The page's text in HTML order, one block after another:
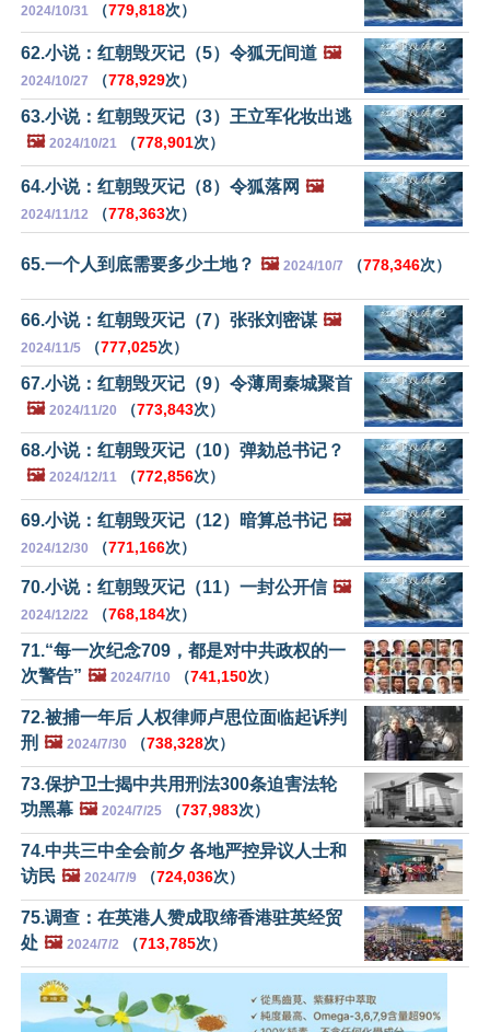
2024/10/31 （779,818次）
62.小说：红朝毁灭记（5）令狐无间道 🖼️
2024/10/27 （778,929次）
63.小说：红朝毁灭记（3）王立军化妆出逃
🖼️ 2024/10/21 （778,901次）
64.小说：红朝毁灭记（8）令狐落网 🖼️
2024/11/12 （778,363次）
65.一个人到底需要多少土地？ 🖼️ 2024/10/7 （778,346次）
66.小说：红朝毁灭记（7）张张刘密谋 🖼️
2024/11/5 （777,025次）
67.小说：红朝毁灭记（9）令薄周秦城聚首
🖼️ 2024/11/20 （773,843次）
68.小说：红朝毁灭记（10）弹劾总书记？
🖼️ 2024/12/11 （772,856次）
69.小说：红朝毁灭记（12）暗算总书记 🖼️
2024/12/30 （771,166次）
70.小说：红朝毁灭记（11）一封公开信 🖼️
2024/12/22 （768,184次）
71.“每一次纪念709，都是对中共政权的一
次警告” 🖼️ 2024/7/10 （741,150次）
72.被捕一年后 人权律师卢思位面临起诉判
刑 🖼️ 2024/7/30 （738,328次）
73.保护卫士揭中共用刑法300条迫害法轮
功黑幕 🖼️ 2024/7/25 （737,983次）
74.中共三中全会前夕 各地严控异议人士和
访民 🖼️ 2024/7/9 （724,036次）
75.调查：在英港人赞成取缔香港驻英经贸
处 🖼️ 2024/7/2 （713,785次）